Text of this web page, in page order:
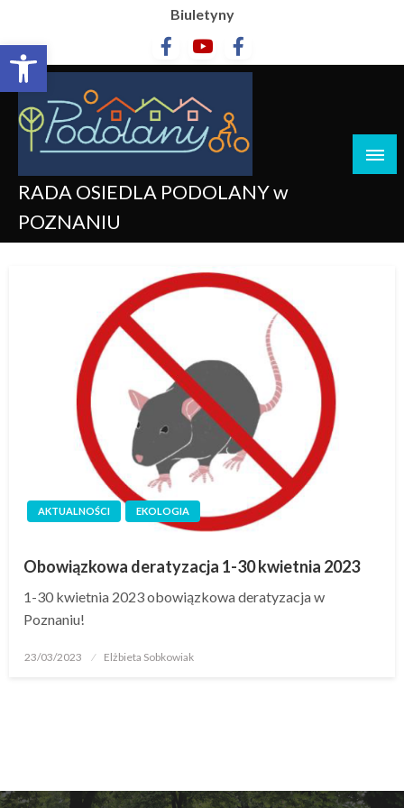
Otwórz pasek narzędzi
Biuletyny
RADA OSIEDLA PODOLANY w
POZNANIU
AKTUALNOŚCI EKOLOGIA
Obowiązkowa deratyzacja 1-30 kwietnia 2023
1-30 kwietnia 2023 obowiązkowa deratyzacja w
Poznaniu!
23/03/2023 Elżbieta Sobkowiak